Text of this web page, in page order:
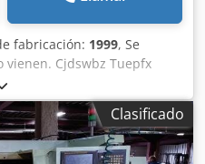
fabricación: 1999, Se
vienen. Cjdswbz Tuepfx
Clasificado